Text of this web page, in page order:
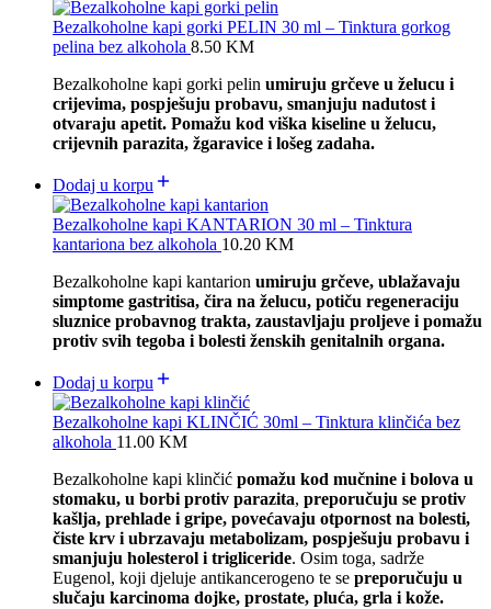
Bezalkoholne kapi gorki PELIN 30 ml – Tinktura gorkog
pelina bez alkohola 8.50 KM
Bezalkoholne kapi gorki pelin umiruju grčeve u želucu i
crijevima, pospješuju probavu, smanjuju nadutost i
otvaraju apetit. Pomažu kod viška kiseline u želucu,
crijevnih parazita, žgaravice i lošeg zadaha.
Dodaj u korpu
Bezalkoholne kapi KANTARION 30 ml – Tinktura
kantariona bez alkohola 10.20 KM
Bezalkoholne kapi kantarion umiruju grčeve, ublažavaju
simptome gastritisa, čira na želucu, potiču regeneraciju
sluznice probavnog trakta, zaustavljaju proljeve i pomažu
protiv svih tegoba i bolesti ženskih genitalnih organa.
Dodaj u korpu
Bezalkoholne kapi KLINČIĆ 30ml – Tinktura klinčića bez
alkohola 11.00 KM
Bezalkoholne kapi klinčić pomažu kod mučnine i bolova u
stomaku, u borbi protiv parazita, preporučuju se protiv
kašlja, prehlade i gripe, povećavaju otpornost na bolesti,
čiste krv i ubrzavaju metabolizam, pospješuju probavu i
smanjuju holesterol i trigliceride. Osim toga, sadrže
Eugenol, koji djeluje antikancerogeno te se preporučuju u
slučaju karcinoma dojke, prostate, pluća, grla i kože.